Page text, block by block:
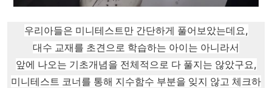
우리아들은 미니테스트만 간단하게 풀어보았는데요,
대수 교재를 초견으로 학습하는 아이는 아니라서
앞에 나오는 기초개념을 전체적으로 다 풀지는 않았구요,
미니테스트 코너를 통해 지수함수 부분을 잊지 않고 체크하